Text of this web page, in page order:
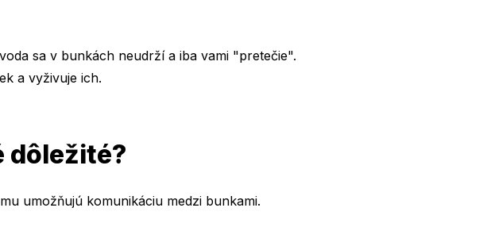
sa v bunkách neudrží a iba vami "pretečie".
a vyživuje ich.
dôležité?
umožňujú komunikáciu medzi bunkami.